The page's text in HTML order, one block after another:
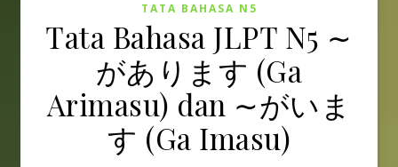
TATA BAHASA N5
Tata Bahasa JLPT N5 ∼
があります (Ga
Arimasu) dan ∼がいま
す (Ga Imasu)